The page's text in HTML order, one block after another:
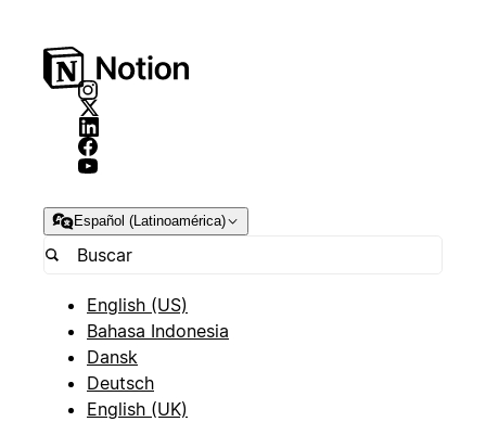
Español (Latinoamérica)
English (US)
Bahasa Indonesia
Dansk
Deutsch
English (UK)